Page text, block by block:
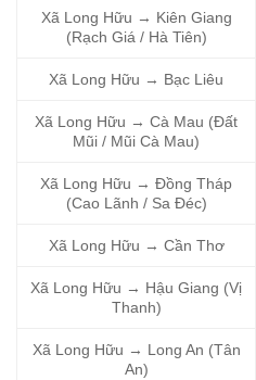
Xã Long Hữu → Kiên Giang
(Rạch Giá / Hà Tiên)
Xã Long Hữu → Bạc Liêu
Xã Long Hữu → Cà Mau (Đất
Mũi / Mũi Cà Mau)
Xã Long Hữu → Đồng Tháp
(Cao Lãnh / Sa Đéc)
Xã Long Hữu → Cần Thơ
Xã Long Hữu → Hậu Giang (Vị
Thanh)
Xã Long Hữu → Long An (Tân
An)